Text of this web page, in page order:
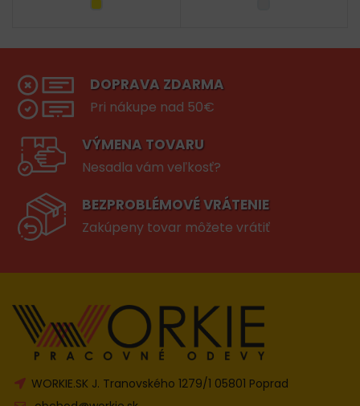
DOPRAVA ZDARMA
Pri nákupe nad 50€
VÝMENA TOVARU
Nesadla vám veľkosť?
BEZPROBLÉMOVÉ VRÁTENIE
Zakúpeny tovar môžete vrátiť
WORKIE.SK J. Tranovského 1279/1 05801 Poprad